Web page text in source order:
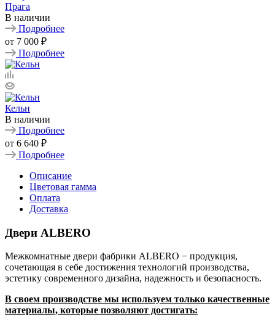
Прага
В наличии
Подробнее
от 7 000 ₽
Подробнее
Кельн
В наличии
Подробнее
от 6 640 ₽
Подробнее
Описание
Цветовая гамма
Оплата
Доставка
Двери ALBERO
Межкомнатные двери фабрики ALBERO − продукция,
сочетающая в себе достижения технологий производства,
эстетику современного дизайна, надежность и безопасность.
В своем производстве мы используем только качественные
материалы, которые позволяют достигать: